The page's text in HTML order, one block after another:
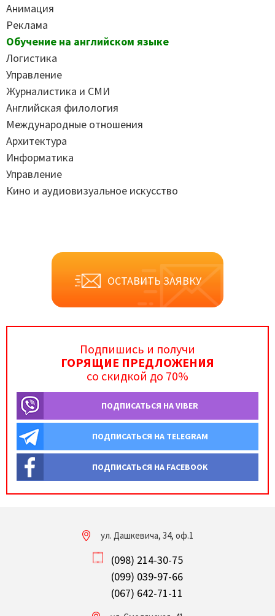
Анимация
Реклама
Обучение на английском языке
Логистика
Управление
Журналистика и СМИ
Английская филология
Международные отношения
Архитектура
Информатика
Управление
Кино и аудиовизуальное искусство
ОСТАВИТЬ ЗАЯВКУ
Подпишись и получи
ГОРЯЩИЕ ПРЕДЛОЖЕНИЯ
со скидкой до 70%
ПОДПИСАТЬСЯ НА VIBER
ПОДПИСАТЬСЯ НА TELEGRAM
ПОДПИСАТЬСЯ НА FACEBOOK
ул. Дашкевича, 34, оф.1
(098) 214-30-75
(099) 039-97-66
(067) 642-71-11